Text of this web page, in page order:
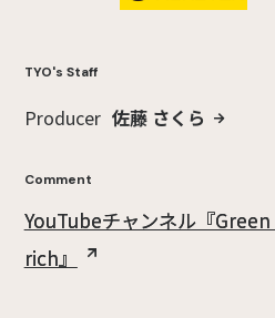
TYO's Staff
Producer 佐藤 さくら
Comment
YouTubeチャンネル『
rich』